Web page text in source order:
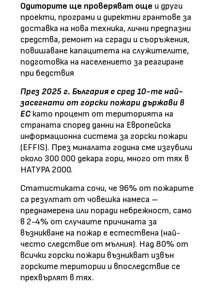
Одиторите ще проверяват още и други
проекти, програми и директни грантове за
доставка на нова техника, лични предпазни
средства, ремонт на сгради и съоръжения,
повишаване капацитета на служителите,
подготовка на населението за реагиране
при бедствия
През 2025 г. България е сред 10-те най-
засегнати от горски пожари държави в
ЕС като процент от територията на
страната според данни на Европейска
информационна система за горски пожари
(EFFIS). През миналата година сме изгубили
около 300 000 декара гори, много от тях в
НАТУРА 2000.
Статистиката сочи, че 96% от пожарите
са резултат от човешка намеса –
преднамерена или поради небрежност, само
в 2-4% от случаите причината за
възникване на пожар е естествена (най-
често следствие от мълния). Над 80% от
всички горски пожари възникват извън
горските територии и впоследствие се
прехвърлят в тях.